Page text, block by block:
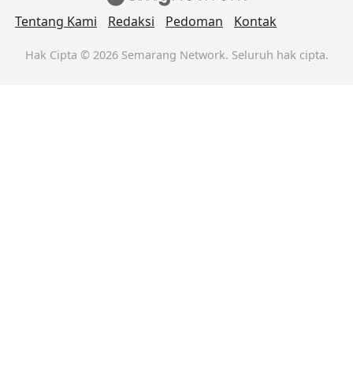
Tentang Kami Redaksi Pedoman Kontak
Hak Cipta © 2026 Semarang Network. Seluruh hak cipta.